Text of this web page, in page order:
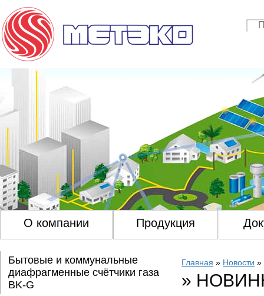
О компании Продукция
Бытовые и коммунальные
диафрагменные счётчики газа
BK-G
Главная » Новости »
»